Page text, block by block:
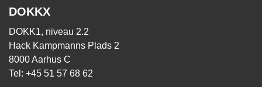
DOKKX
DOKK1, niveau 2.2
Hack Kampmanns Plads 2
8000 Aarhus C
Tel: +45 51 57 68 62